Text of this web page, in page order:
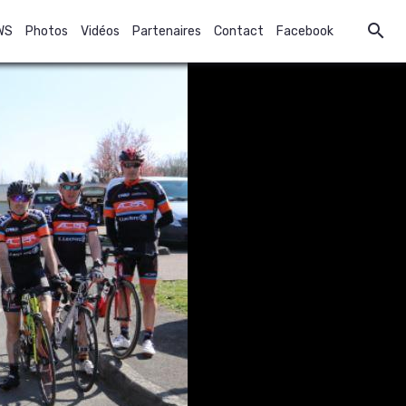
Photos Vidéos Partenaires Contact Facebook